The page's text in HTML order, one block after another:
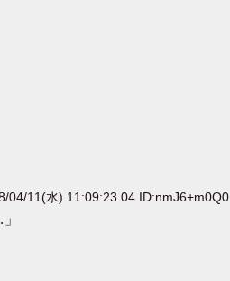
04/11(水) 11:09:23.04 ID:nmJ6+m0Q0